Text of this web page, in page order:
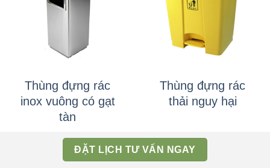
Thùng đựng rác
inox vuông có gạt
tàn
Thùng đựng rác
thải nguy hại
ĐẶT LỊCH TƯ VẤN NGAY